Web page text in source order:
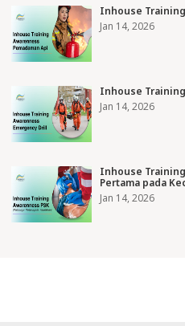
Inhouse
Jan 14, 2026
Inhouse
Jan 14, 2026
Inhouse
Pertama pada
Jan 14, 2026